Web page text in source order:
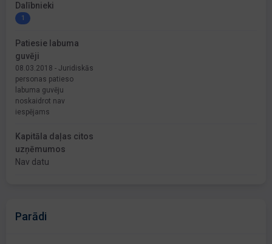
Dalībnieki
1
Patiesie labuma
guvēji
08.03.2018 - Juridiskās
personas patieso
labuma guvēju
noskaidrot nav
iespējams
Kapitāla daļas citos
uzņēmumos
Nav datu
Parādi